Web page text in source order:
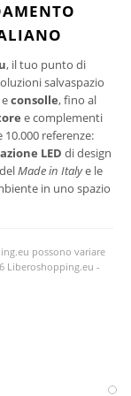
delle newsletter.
la privacy policy
, il tuo punto di
salvaspazio
econsolle, fino al
e complementi
referenze:
LED di design
Made in Italye le
in uno spazio
possono variare
Liberoshopping.eu -